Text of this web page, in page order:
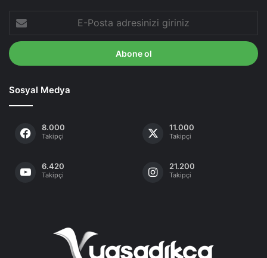
Posta
adresinizi
giriniz
Sosyal Medya
8.000
Takipçi
11.000
Takipçi
6.420
Takipçi
21.200
Takipçi